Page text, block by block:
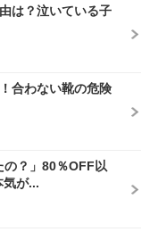
は？泣いている子
合わない靴の危険
の？」80％OFF以
気が...